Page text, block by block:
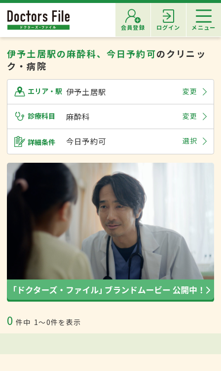
会員登録 ログイン メニュー
伊予土居駅の麻酔科、今日予約可のクリニッ
ク・病院
エリア・駅 伊予土居駅 変更
診療科目 麻酔科 変更
詳細条件 今日予約可 選択
0 件中 1〜0件を表示